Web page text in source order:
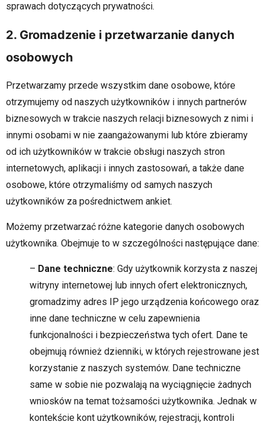
sprawach dotyczących prywatności.
2. Gromadzenie i przetwarzanie danych
osobowych
Przetwarzamy przede wszystkim dane osobowe, które
otrzymujemy od naszych użytkowników i innych partnerów
biznesowych w trakcie naszych relacji biznesowych z nimi i
innymi osobami w nie zaangażowanymi lub które zbieramy
od ich użytkowników w trakcie obsługi naszych stron
internetowych, aplikacji i innych zastosowań, a także dane
osobowe, które otrzymaliśmy od samych naszych
użytkowników za pośrednictwem ankiet.
Możemy przetwarzać różne kategorie danych osobowych
użytkownika. Obejmuje to w szczególności następujące dane:
– Dane techniczne: Gdy użytkownik korzysta z naszej
witryny internetowej lub innych ofert elektronicznych,
gromadzimy adres IP jego urządzenia końcowego oraz
inne dane techniczne w celu zapewnienia
funkcjonalności i bezpieczeństwa tych ofert. Dane te
obejmują również dzienniki, w których rejestrowane jest
korzystanie z naszych systemów. Dane techniczne
same w sobie nie pozwalają na wyciągnięcie żadnych
wniosków na temat tożsamości użytkownika. Jednak w
kontekście kont użytkowników, rejestracji, kontroli